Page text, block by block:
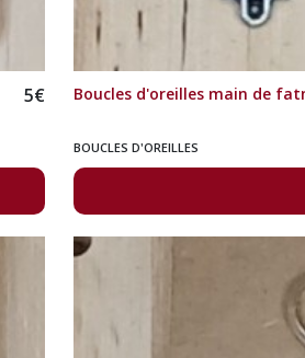
5€ Boucles d'oreilles main de
BOUCLES D'OREILLES